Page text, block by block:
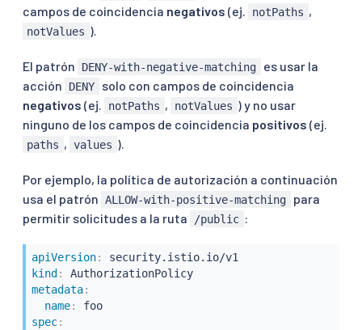
campos de coincidencia negativos (ej. notPaths ,
notValues ).
El patrón DENY-with-negative-matching
es usar la
acción
DENY
solo con campos de coincidencia
negativos (ej. notPaths , notValues ) y no usar
ninguno de los campos de coincidencia positivos (ej.
paths , values ).
Por ejemplo, la política de autorización a continuación
usa el patrón ALLOW-with-positive-matching
para
permitir solicitudes a la ruta
/public :
apiVersion:
security.istio.io/v1
kind :
AuthorizationPolicy
metadata:
name:
foo
spec: